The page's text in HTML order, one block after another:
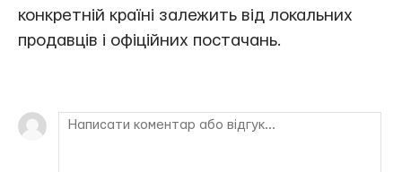
конкретній країні залежить від локальних
продавців і офіційних постачань.